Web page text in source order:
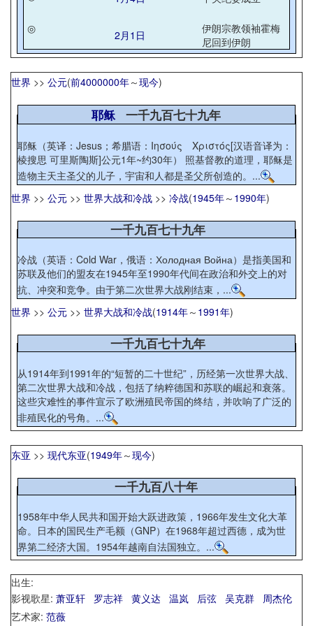
◎ 2月1日
伊朗宗教领袖霍梅
尼回到伊朗
世界 >> 公元(前4000000年～现今)
耶稣一千九百七十九年
耶稣（英译：Jesus；希腊语：Ιησούς Χριστός[汉语音译为：
棱搜思 可里斯陶斯]公元1年~约30年） 照基督教的道理，耶稣是
造物主天主圣父的儿子，宇宙和人都是圣父所创造的。...
世界 >> 公元 >> 世界大战和冷战 >> 冷战(1945年～ 1990年)
一千九百七十九年
冷战（英语：Cold War，俄语：Холодная Война）是指美国和
苏联及他们的盟友在1945年至1990年代间在政治和外交上的对
抗、冲突和竞争。由于第二次世界大战刚结束，...
世界 >> 公元 >> 世界大战和冷战(1914年～ 1991年)
一千九百七十九年
从1914年到1991年的“短暂的二十世纪”，历经第一次世界大战、
第二次世界大战和冷战，包括了纳粹德国和苏联的崛起和衰落。
这些灾难性的事件宣示了欧洲殖民帝国的终结，并吹响了广泛的
非殖民化的号角。...
东亚 >> 现代东亚(1949年～现今)
一千九百八十年
1958年中华人民共和国开始大跃进政策，1966年发生文化大革
命。日本的国民生产毛额（GNP）在1968年超过西德，成为世
界第二经济大国。1954年越南自法国独立。...
出生:
影视歌星: 萧亚轩 罗志祥 黄义达 温岚 后弦 吴克群
周杰伦
艺术家: 范薇